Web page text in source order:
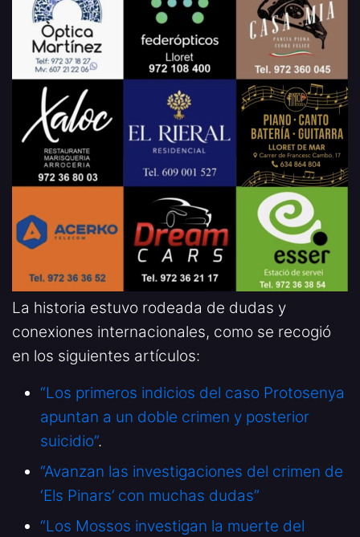
La historia estuvo rodeada de dudas y
conexiones internacionales, como se recogió
en los siguientes artículos:
“Los primeros indicios del caso Protosenya
apuntan a un doble crimen y posterior
suicidio”.
“Avanzan las investigaciones del crimen de
‘Els Pinars’ con muchas dudas”
“Los Mossos investigan la muerte del